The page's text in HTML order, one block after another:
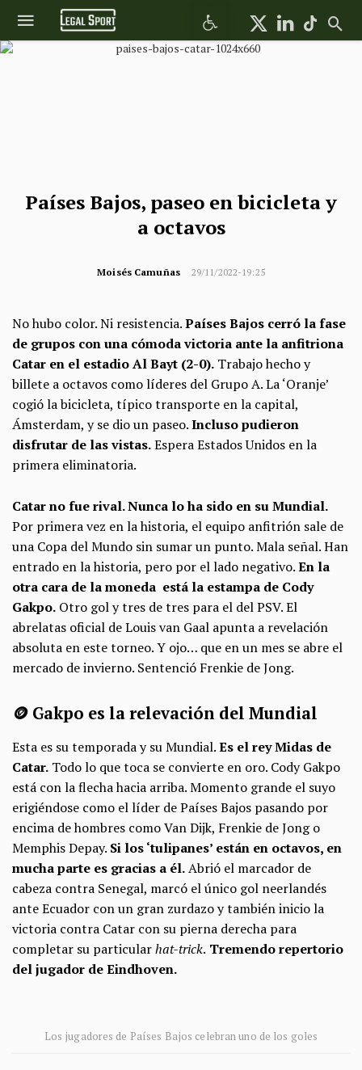
Abrir barra de herramientas
Países Bajos, paseo en bicicleta y
a octavos
Moisés Camuñas 29/11/2022-19:25
No hubo color. Ni resistencia.Países Bajos cerró la fase
de grupos con una cómoda victoria ante la anfitriona
Catar en el estadio Al Bayt (2-0). Trabajo hecho y
billete a octavos como líderes del Grupo A. La ‘Oranje’
cogió la bicicleta, típico transporte en la capital,
Ámsterdam, y se dio un paseo.Incluso pudieron
disfrutar de las vistas.Espera Estados Unidos en la
primera eliminatoria.
Catar no fue rival. Nunca lo ha sido en su Mundial.
Por primera vez en la historia, el equipo anfitrión sale de
una Copa del Mundo sin sumar un punto. Mala señal. Han
entrado en la historia, pero por el lado negativo.En la
otra cara de la moneda está la estampa de Cody
Gakpo. Otro gol y tres de tres para el del PSV. El
abrelatas oficial de Louis van Gaal apunta a revelación
absoluta en este torneo. Y ojo… que en un mes se abre el
mercado de invierno. Sentenció Frenkie de Jong.
🪙 Gakpo es la relevación del Mundial
Esta es su temporada y su Mundial.Es el rey Midas de
Catar. Todo lo que toca se convierte en oro. Cody Gakpo
está con la flecha hacia arriba. Momento grande el suyo
erigiéndose como el líder de Países Bajos pasando por
encima de hombres como Van Dijk, Frenkie de Jong o
Memphis Depay. Si los ‘tulipanes’ están en octavos, en
mucha parte es gracias a él.Abrió el marcador de
cabeza contra Senegal, marcó el único gol neerlandés
ante Ecuador con un gran zurdazo y también inicio la
victoria contra Catar con su pierna derecha para
completar su particularhat-trick. Tremendo repertorio
del jugador de Eindhoven.
Los jugadores de Países Bajos celebran uno de los goles